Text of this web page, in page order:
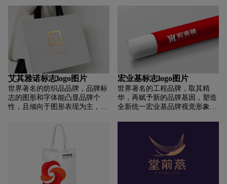
颜色源于母公司泸州老窖的蓝色
作为基础，进行色值的调整，再
品质感。 由于白酒属于我国的传
承行业，因此空间设计调性为新
中式，既能体现行业的特色，也
符合当下的视觉定位。
横线代表大连蓝色的大海，第四
条横线代表大连的绿地青山。纵
向三条线由连字的纵向笔画外延
而来，代表大连日新月异的建设
及热腾腾的生活。标志整体看起
来趋向圆形，色彩由橙色、绿色
及蓝色构成，丰富又不复杂，符
合移动时代传播属性，适合对外
推广使用。
艾其雅诺标志logo图片
世界著名的纺织品品牌，品牌标
志的图形和字体能凸显品牌个
性，且倾向于图形表现为主，文
策略指引设计:“h”-品牌英文名
诺是一种语言行为;“口”-具有时
尚感和可信赖感，给人稳重、端
庄的气质感受。整体图形表达前
卫时尚，属于极简主义风格，简
宏业基标志logo图片
世界著名的工程品牌，取其精
华，再赋予新的品牌基因，塑造
全新统一宏业基品牌视觉形象！
新的基因：融入探索、创新、科
技的品牌基因，赋予宏业基一个
具有创新的传统科技的品牌精
神。品顿设计塑造新的LGOO及
品牌形象不仅需要体现出诚信，